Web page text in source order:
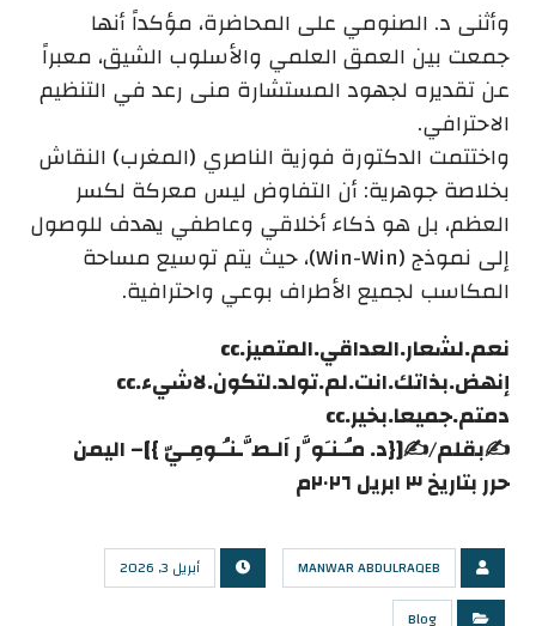
وأثنى د. الصنومي على المحاضرة، مؤكداً أنها
جمعت بين العمق العلمي والأسلوب الشيق، معبراً
عن تقديره لجهود المستشارة منى رعد في التنظيم
الاحترافي.
واختتمت الدكتورة فوزية الناصري (المغرب) النقاش
بخلاصة جوهرية: أن التفاوض ليس معركة لكسر
العظم، بل هو ذكاء أخلاقي وعاطفي يهدف للوصول
إلى نموذج (Win-Win)، حيث يتم توسيع مساحة
المكاسب لجميع الأطراف بوعي واحترافية.
نعم.لشعار.العداقي.المتميز.cc
إنهض.بذاتك.انت.لم.تولد.لتكون.لاشيء.cc
دمتم.جميعا.بخير.cc
✍بقلم/✍️[{د. مـُـنـَوَّر اَلـصَّـنـُـومِـيّ }]– اليمن
حرر بتاريخ ٣ ابريل ٢٠٢٦م
MANWAR ABDULRAQEB
أبريل 3, 2026
Blog